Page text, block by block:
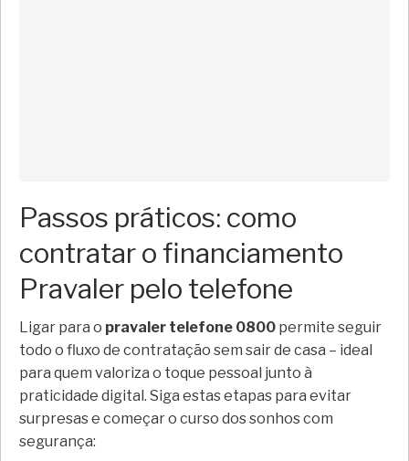
Passos práticos: como
contratar o financiamento
Pravaler pelo telefone
Ligar para o pravaler telefone 0800 permite seguir
todo o fluxo de contratação sem sair de casa – ideal
para quem valoriza o toque pessoal junto à
praticidade digital. Siga estas etapas para evitar
surpresas e começar o curso dos sonhos com
segurança: